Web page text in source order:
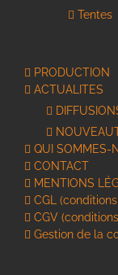
Tentes
PRODUCTION
ACTUALITES
QUI SOMMES-
CONTACT
MENTIONS
CGL
CGV
Gestion de la